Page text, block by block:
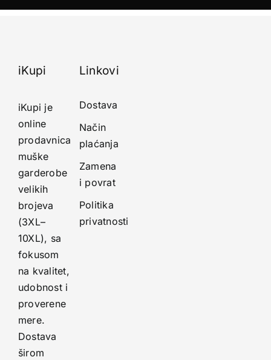
iKupi
iKupi je
online
prodavnica
muške
garderobe
velikih
brojeva
(3XL–
10XL), sa
fokusom
na kvalitet,
udobnost i
proverene
mere.
Dostava
širom
Linkovi
Dostava
Način
plaćanja
Zamena
i povrat
Politika
privatnosti